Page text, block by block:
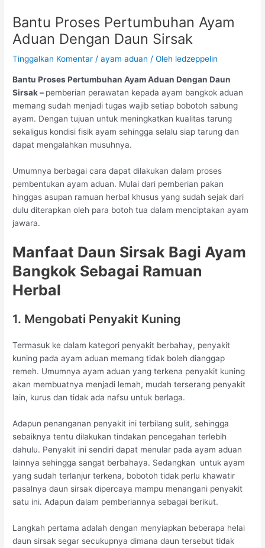
Bantu Proses Pertumbuhan Ayam
Aduan Dengan Daun Sirsak
Tinggalkan Komentar /ayam aduan / Oleh ledzeppelin
Bantu Proses Pertumbuhan Ayam Aduan Dengan Daun
Sirsak – pemberian perawatan kepada ayam bangkok aduan
memang sudah menjadi tugas wajib setiap bobotoh sabung
ayam. Dengan tujuan untuk meningkatkan kualitas tarung
sekaligus kondisi fisik ayam sehingga selalu siap tarung dan
dapat mengalahkan musuhnya.
Umumnya berbagai cara dapat dilakukan dalam proses
pembentukan ayam aduan. Mulai dari pemberian pakan
hinggas asupan ramuan herbal khusus yang sudah sejak dari
dulu diterapkan oleh para botoh tua dalam menciptakan ayam
jawara.
Manfaat Daun Sirsak Bagi Ayam
Bangkok Sebagai Ramuan
Herbal
1. Mengobati Penyakit Kuning
Termasuk ke dalam kategori penyakit berbahay, penyakit
kuning pada ayam aduan memang tidak boleh dianggap
remeh. Umumnya ayam aduan yang terkena penyakit kuning
akan membuatnya menjadi lemah, mudah terserang penyakit
lain, kurus dan tidak ada nafsu untuk berlaga.
Adapun penanganan penyakit ini terbilang sulit, sehingga
sebaiknya tentu dilakukan tindakan pencegahan terlebih
dahulu. Penyakit ini sendiri dapat menular pada ayam aduan
lainnya sehingga sangat berbahaya. Sedangkan untuk ayam
yang sudah terlanjur terkena, bobotoh tidak perlu khawatir
pasalnya daun sirsak dipercaya mampu menangani penyakit
satu ini. Adapun dalam pemberiannya sebagai berikut.
Langkah pertama adalah dengan menyiapkan beberapa helai
daun sirsak segar secukupnya dimana daun tersebut tidak